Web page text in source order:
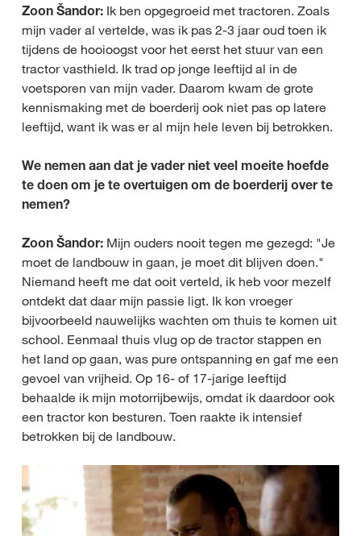
Zoon Šandor: Ik ben opgegroeid met tractoren. Zoals
mijn vader al vertelde, was ik pas 2-3 jaar oud toen ik
tijdens de hooioogst voor het eerst het stuur van een
tractor vasthield. Ik trad op jonge leeftijd al in de
voetsporen van mijn vader. Daarom kwam de grote
kennismaking met de boerderij ook niet pas op latere
leeftijd, want ik was er al mijn hele leven bij betrokken.
We nemen aan dat je vader niet veel moeite hoefde
te doen om je te overtuigen om de boerderij over te
nemen?
Zoon Šandor: Mijn ouders nooit tegen me gezegd: "Je
moet de landbouw in gaan, je moet dit blijven doen."
Niemand heeft me dat ooit verteld, ik heb voor mezelf
ontdekt dat daar mijn passie ligt. Ik kon vroeger
bijvoorbeeld nauwelijks wachten om thuis te komen uit
school. Eenmaal thuis vlug op de tractor stappen en
het land op gaan, was pure ontspanning en gaf me een
gevoel van vrijheid. Op 16- of 17-jarige leeftijd
behaalde ik mijn motorrijbewijs, omdat ik daardoor ook
een tractor kon besturen. Toen raakte ik intensief
betrokken bij de landbouw.